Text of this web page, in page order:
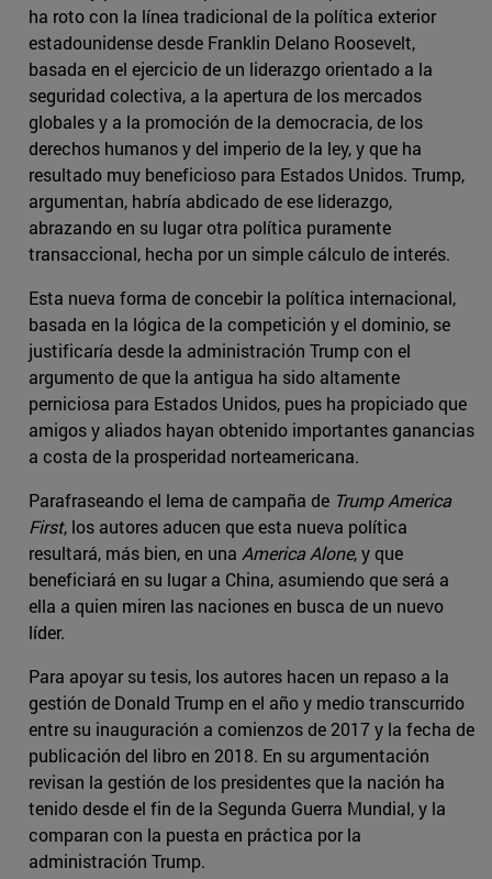
ha roto con la línea tradicional de la política exterior
estadounidense desde Franklin Delano Roosevelt,
basada en el ejercicio de un liderazgo orientado a la
seguridad colectiva, a la apertura de los mercados
globales y a la promoción de la democracia, de los
derechos humanos y del imperio de la ley, y que ha
resultado muy beneficioso para Estados Unidos. Trump,
argumentan, habría abdicado de ese liderazgo,
abrazando en su lugar otra política puramente
transaccional, hecha por un simple cálculo de interés.
Esta nueva forma de concebir la política internacional,
basada en la lógica de la competición y el dominio, se
justificaría desde la administración Trump con el
argumento de que la antigua ha sido altamente
perniciosa para Estados Unidos, pues ha propiciado que
amigos y aliados hayan obtenido importantes ganancias
a costa de la prosperidad norteamericana.
Parafraseando el lema de campaña de Trump America
First, los autores aducen que esta nueva política
resultará, más bien, en una America Alone, y que
beneficiará en su lugar a China, asumiendo que será a
ella a quien miren las naciones en busca de un nuevo
líder.
Para apoyar su tesis, los autores hacen un repaso a la
gestión de Donald Trump en el año y medio transcurrido
entre su inauguración a comienzos de 2017 y la fecha de
publicación del libro en 2018. En su argumentación
revisan la gestión de los presidentes que la nación ha
tenido desde el fin de la Segunda Guerra Mundial, y la
comparan con la puesta en práctica por la
administración Trump.